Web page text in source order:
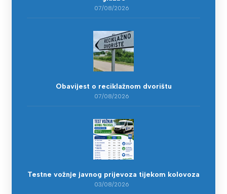
07/08/2026
Obavijest o reciklažnom dvorištu
07/08/2026
Testne vožnje javnog prijevoza tijekom kolovoza
03/08/2026